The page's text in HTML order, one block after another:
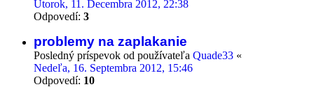
Utorok, 11. Decembra 2012, 22:38
Odpovedí: 3
problemy na zaplakanie
Posledný príspevok od používateľa Quade33 «
Nedeľa, 16. Septembra 2012, 15:46
Odpovedí: 10